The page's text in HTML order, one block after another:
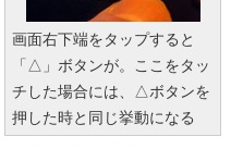
画面右下端をタップすると
「△」ボタンが。ここをタッ
チした場合には、△ボタンを
押した時と同じ挙動になる